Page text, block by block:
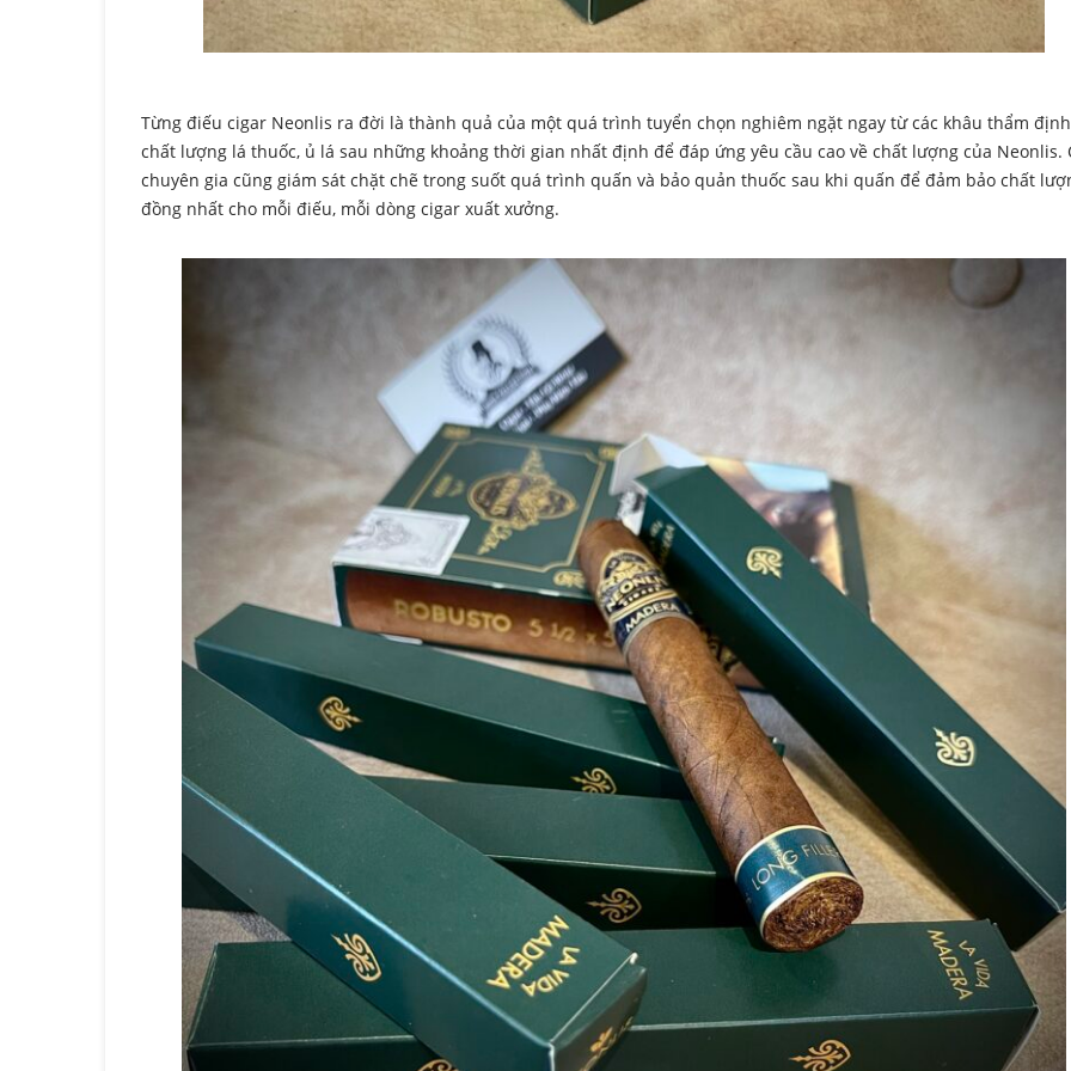
Từng điếu cigar Neonlis ra đời là thành quả của một quá trình tuyển chọn nghiêm ngặt ngay từ các khâu thẩm định
chất lượng lá thuốc, ủ lá sau những khoảng thời gian nhất định để đáp ứng yêu cầu cao về chất lượng của Neonlis.
chuyên gia cũng giám sát chặt chẽ trong suốt quá trình quấn và bảo quản thuốc sau khi quấn để đảm bảo chất
đồng nhất cho mỗi điếu, mỗi dòng cigar xuất xưởng.